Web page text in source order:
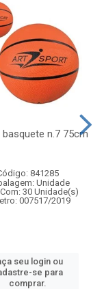
basquete n.7 75cm
841285
Unidade
30 Unidade(s)
007517/2019
seu login ou
se para
comprar.